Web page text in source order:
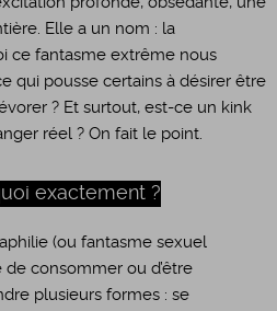
Elle a un nom : la
ce fantasme extrême nous
qui pousse certains à désirer être
? Et surtout, est-ce un kink
réel ? On fait le point.
exactement ?
(ou fantasme sexuel
de consommer ou d’être
plusieurs formes : se